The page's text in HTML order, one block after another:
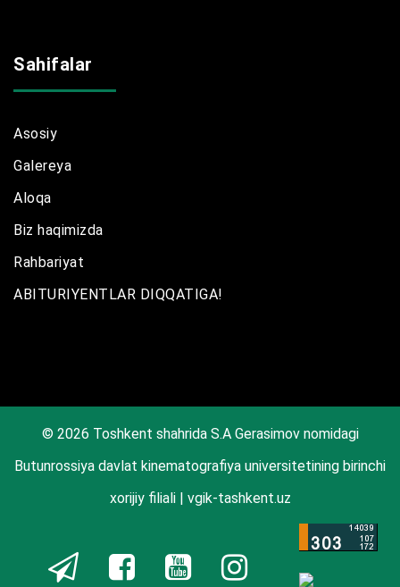
Sahifalar
Asosiy
Galereya
Aloqa
Biz haqimizda
Rahbariyat
ABITURIYENTLAR DIQQATIGA!
© 2026 Toshkent shahrida S.A Gerasimov nomidagi
Butunrossiya davlat kinematografiya universitetining birinchi
xorijiy filiali | vgik-tashkent.uz